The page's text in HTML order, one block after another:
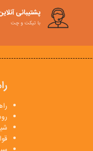
پشتیبانی آنلاین
با تیکت و چت